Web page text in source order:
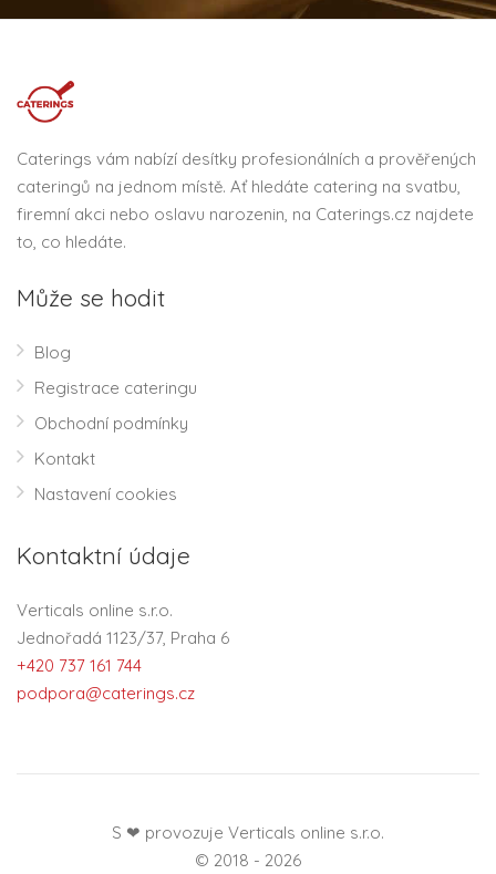
Caterings vám nabízí desítky profesionálních a prověřených
cateringů na jednom místě. Ať hledáte catering na svatbu,
firemní akci nebo oslavu narozenin, na Caterings.cz najdete
to, co hledáte.
Může se hodit
Blog
Registrace cateringu
Obchodní podmínky
Kontakt
Nastavení cookies
Kontaktní údaje
Verticals online s.r.o.
Jednořadá 1123/37, Praha 6
+420 737 161 744
podpora@caterings.cz
S ❤ provozuje Verticals online s.r.o.
© 2018 - 2026